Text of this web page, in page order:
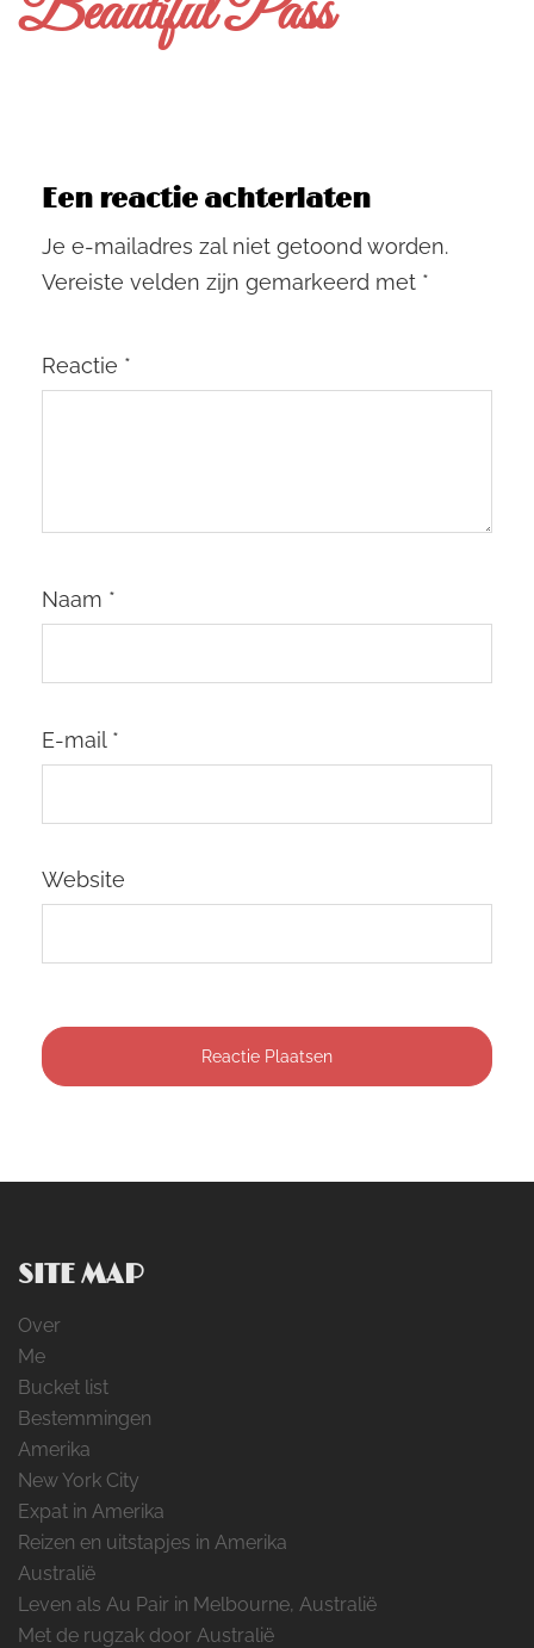
Een reactie achterlaten
Je e-mailadres zal niet getoond worden.
Vereiste velden zijn gemarkeerd met *
Reactie *
Naam *
E-mail *
Website
SITE MAP
Over
Me
Bucket list
Bestemmingen
Amerika
New York City
Expat in Amerika
Reizen en uitstapjes in Amerika
Australië
Leven als Au Pair in Melbourne, Australië
Met de rugzak door Australië